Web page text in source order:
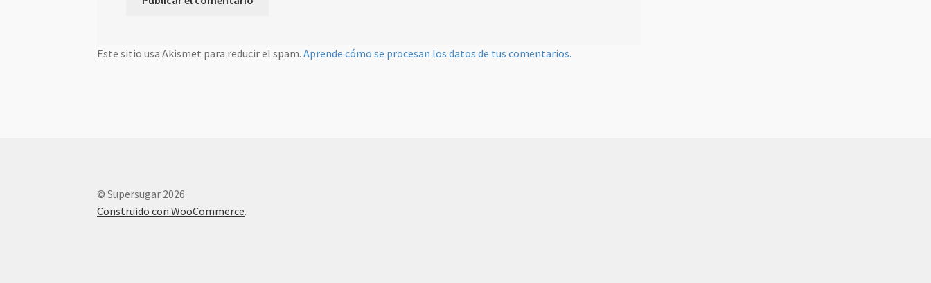
Este sitio usa Akismet para reducir el spam.Aprende cómo se procesan los datos de tus comentarios.
© Supersugar 2026
Construido con WooCommerce.